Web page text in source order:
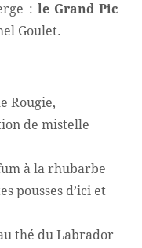
: le Grand Pic
Goulet.
Rougie,
de mistelle
à la rhubarbe
pousses d’ici et
thé du Labrador